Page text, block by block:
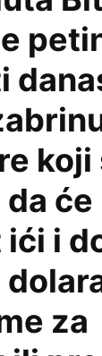
koji
će
i
za